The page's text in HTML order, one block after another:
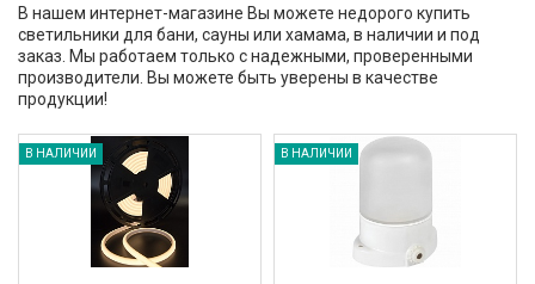
В НАЛИЧИИ В НАЛИЧИИ
В нашем интернет-магазине Вы можете недорого купить
светильники для бани, сауны или хамама, в наличии и под
заказ. Мы работаем только с надежными, проверенными
производители. Вы можете быть уверены в качестве
продукции!